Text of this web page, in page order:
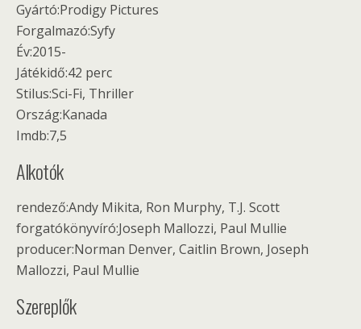
Gyártó:Prodigy Pictures
Forgalmazó:Syfy
Év:2015-
Játékidő:42 perc
Stilus:Sci-Fi, Thriller
Ország:Kanada
Imdb:7,5
Alkotók
rendező:Andy Mikita, Ron Murphy, T.J. Scott
forgatókönyvíró:Joseph Mallozzi, Paul Mullie
producer:Norman Denver, Caitlin Brown, Joseph
Mallozzi, Paul Mullie
Szereplők